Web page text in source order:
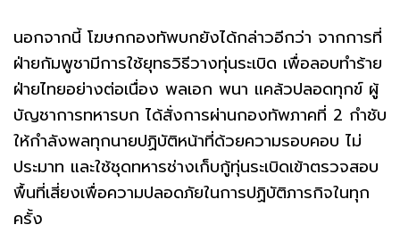
นอกจากนี้ โฆษกกองทัพบกยังได้กล่าวอีกว่า จากการที่
ฝ่ายกัมพูชามีการใช้ยุทธวิธีวางทุ่นระเบิด เพื่อลอบทำร้าย
ฝ่ายไทยอย่างต่อเนื่อง พลเอก พนา แคล้วปลอดทุกข์ ผู้
บัญชาการทหารบก ได้สั่งการผ่านกองทัพภาคที่ 2 กำชับ
ให้กำลังพลทุกนายปฏิบัติหน้าที่ด้วยความรอบคอบ ไม่
ประมาท และใช้ชุดทหารช่างเก็บกู้ทุ่นระเบิดเข้าตรวจสอบ
พื้นที่เสี่ยงเพื่อความปลอดภัยในการปฏิบัติภารกิจในทุก
ครั้ง